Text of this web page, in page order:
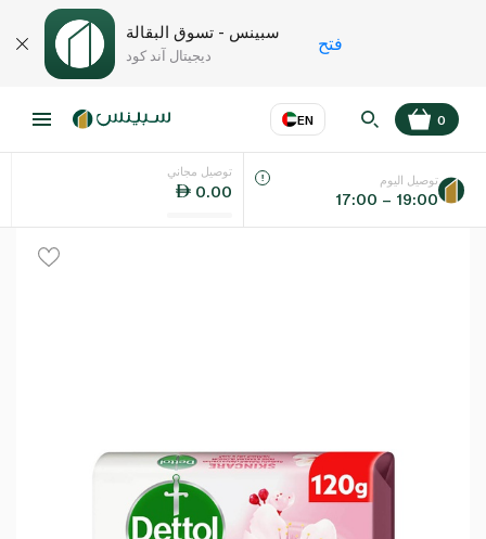
سبينس - تسوق البقالة
ديجيتال آند كود
فتح
EN
اللغة عر
0
توصيل مجاني
0.00
توصيل اليوم
17:00 – 19:00